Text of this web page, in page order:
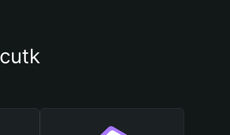
أسباب أهمية استخدام محفظة cutk